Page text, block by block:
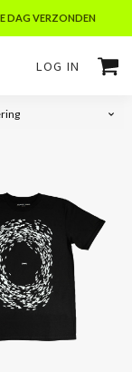
DAG VERZONDEN
LOG IN